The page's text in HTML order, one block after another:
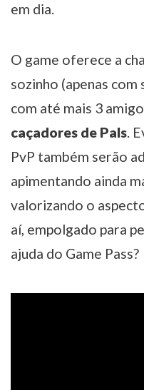
em dia.
O game oferece a
sozinho (apenas
com até mais 3
caçadores de Pals.
PvP também serão
apimentando ainda
valorizando o
aí, empolgado para
ajuda do Game Pass?